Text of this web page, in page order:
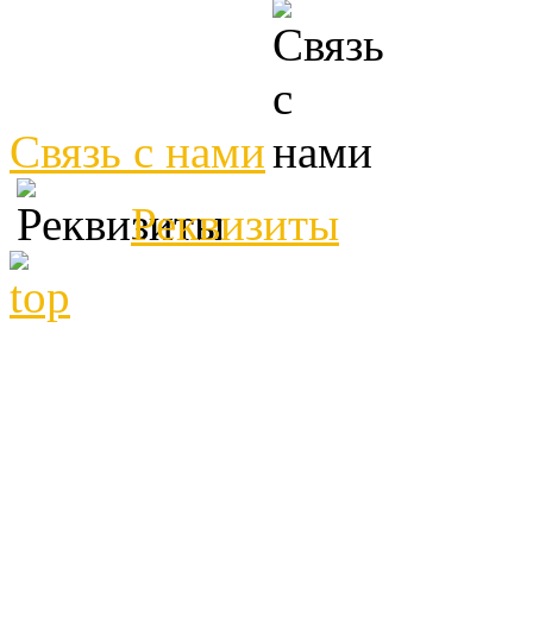
Связь с нами
Реквизиты